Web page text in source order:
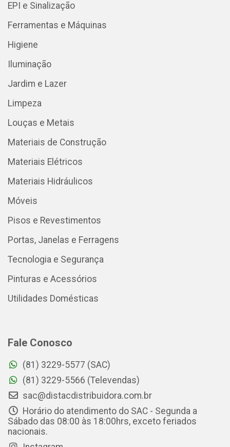
EPI e Sinalização
Ferramentas e Máquinas
Higiene
Iluminação
Jardim e Lazer
Limpeza
Louças e Metais
Materiais de Construção
Materiais Elétricos
Materiais Hidráulicos
Móveis
Pisos e Revestimentos
Portas, Janelas e Ferragens
Tecnologia e Segurança
Pinturas e Acessórios
Utilidades Domésticas
Fale Conosco
(81) 3229-5577 (SAC)
(81) 3229-5566 (Televendas)
sac@distacdistribuidora.com.br
Horário do atendimento do SAC - Segunda a
Sábado das 08:00 às 18:00hrs, exceto feriados
nacionais.